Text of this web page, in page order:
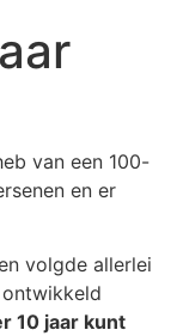
van een 100-
en er
volgde allerlei
10 jaar kunt